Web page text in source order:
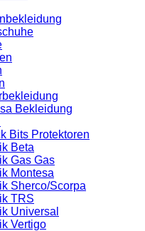
Bekleidung
Bits Protektoren
Beta
Gas Gas
Montesa
Sherco/Scorpa
TRS
Universal
Vertigo